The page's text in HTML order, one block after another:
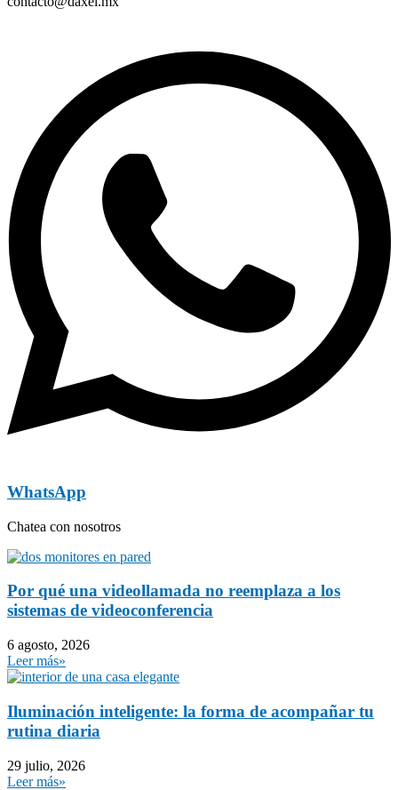
WhatsApp
Chatea con nosotros
Por qué una videollamada no reemplaza a los
sistemas de videoconferencia
6 agosto, 2026
Leer más»
Iluminación inteligente: la forma de acompañar tu
rutina diaria
29 julio, 2026
Leer más»